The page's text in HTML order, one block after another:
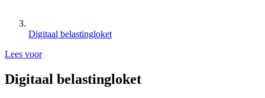
Digitaal belastingloket
Lees voor
Digitaal belastingloket